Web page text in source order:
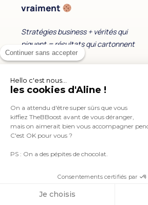
Continuer sans accepter
Hello c'est nous...
les cookies d'Aline !
On a attendu d'être super sûrs que vous
kiffiez TheBBoost avant de vous déranger,
mais on aimerait bien vous accompagner
C'est OK pour vous ?
PS : On a des pépites de chocolat.
Consentements certifiés par
Je choisis
vraiment
Stratégies business + vérités qui
piquent = résultats qui cartonnent
Podcast (4,4M+ écoutes)
Newsletter (40k+ lectrices)
Mes accompagnements
Le Bootcamp Signed.
Mon séminaire business